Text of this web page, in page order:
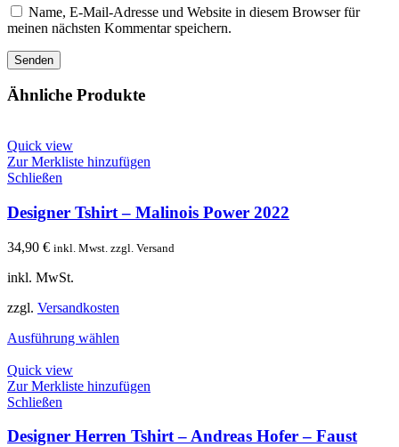
Name, E-Mail-Adresse und Website in diesem Browser für
meinen nächsten Kommentar speichern.
Ähnliche Produkte
Quick view
Zur Merkliste hinzufügen
Schließen
Designer Tshirt – Malinois Power 2022
34,90 € inkl. Mwst. zzgl. Versand
inkl. MwSt.
zzgl. Versandkosten
Ausführung wählen
Quick view
Zur Merkliste hinzufügen
Schließen
Designer Herren Tshirt – Andreas Hofer – Faust